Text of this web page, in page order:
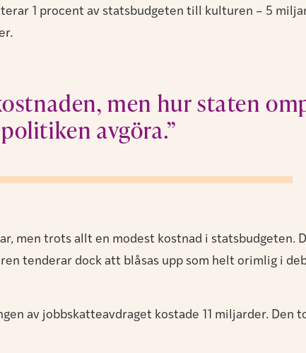
1 procent av statsbudgeten till kulturen – 5
men hur staten
politiken avgöra.”
men trots allt en modest kostnad i statsbudgeten.
tenderar dock att blåsas upp som helt orimlig i
av jobbskatteavdraget kostade 11 miljarder.